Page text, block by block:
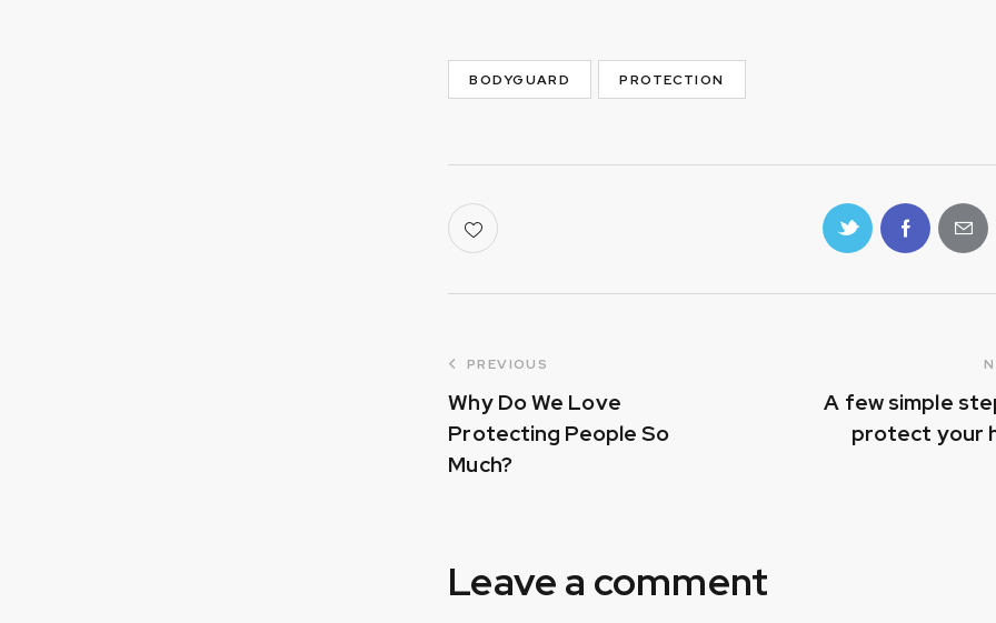
BODYGUARD PROTECTION
PREVIOUS
Why Do We Love
Protecting People So
Much?
A few simple
protect your
Leave a comment